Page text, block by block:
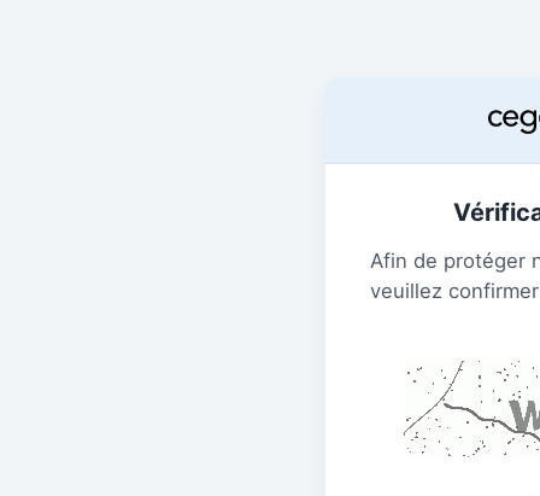
Afin de protéger
veuillez